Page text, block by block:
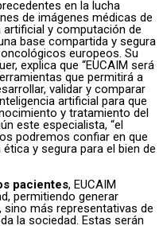
en la lucha
de imágenes médicas de
y computación de
base compartida y segura
europeos. Su
explica que “EUCAIM será
que permitirá a
validar y comparar
artificial para que
y tratamiento del
este especialista, “el
podremos confiar en que
y segura para el bien de
pacientes, EUCAIM
permitiendo generar
más representativas de
la sociedad. Estas serán